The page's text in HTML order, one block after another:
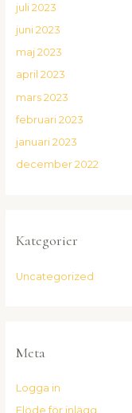
juli 2023
juni 2023
maj 2023
april 2023
mars 2023
februari 2023
januari 2023
december 2022
Kategorier
Uncategorized
Meta
Logga in
Flöde för inlägg